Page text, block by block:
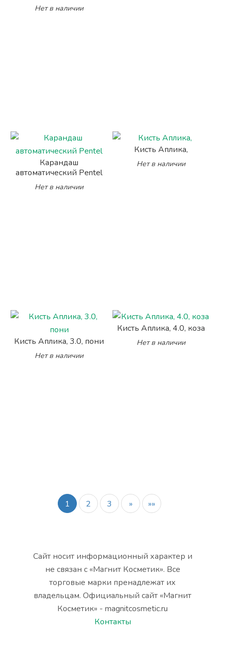
Нет в наличии
Карандаш
автоматический Pentel
Нет в наличии
Кисть Аплика,
Нет в наличии
Кисть Аплика, 3.0, пони
Нет в наличии
Кисть Аплика, 4.0, коза
Нет в наличии
1 2 3 » »»
Сайт носит информационный характер и
не связан с «Магнит Косметик». Все
торговые марки пренадлежат их
владельцам. Официальный сайт «Магнит
Косметик» - magnitcosmetic.ru
Контакты